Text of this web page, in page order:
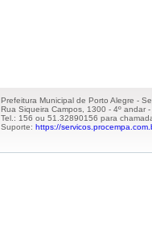
Prefeitura Municipal de Porto Alegre -
Rua Siqueira Campos, 1300 - 4º andar
Tel.: 156 ou 51.32890156 para
Suporte: https://